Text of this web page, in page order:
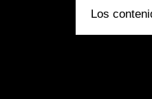
Los